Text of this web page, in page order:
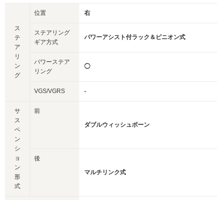
ス
テ
ア
リ
ン
グ
位置 右
ステアリング
ギア方式
パワーアシスト付ラック＆ピニオン式
パワーステア
リング
◯
VGS/VGRS -
サ
ス
ペ
ン
シ
ョ
ン
形
式
前
ダブルウィッシュボーン
後
マルチリンク式